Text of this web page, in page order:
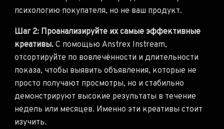
психологию покупателя, но не ваш продукт.
Шаг 2: Проанализируйте их самые эффективные
креативы. С помощью Anstrex Instream,
отсортируйте по вовлечённости и длительности
показа, чтобы выявить объявления, которые не
просто получают просмотры, но и стабильно
демонстрируют высокие результаты в течение
недель или месяцев. Именно эти креативы стоит
изучить.